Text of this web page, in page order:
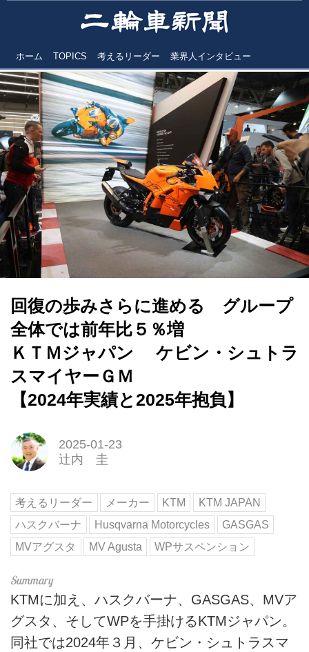
ホーム TOPICS 考えるリーダー 業界人インタビュー
回復の歩みさらに進める グループ
全体では前年比５％増
ＫＴＭジャパン ケビン・シュトラ
スマイヤーＧＭ
【2024年実績と2025年抱負】
2025-01-23
辻内 圭
考えるリーダー メーカー KTM
KTM JAPAN
ハスクバーナ
Husqvarna Motorcycles
GASGAS
MVアグスタ
MV Agusta WPサスペンション
KTMに加え、ハスクバーナ、GASGAS、MVア
グスタ、そしてWPを手掛けるKTMジャパン。
同社では2024年３月、ケビン・シュトラスマ